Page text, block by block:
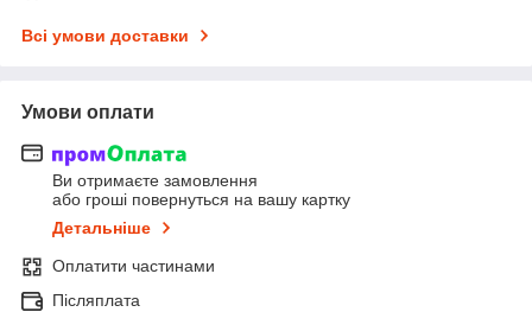
Всі умови доставки
Умови оплати
Ви отримаєте замовлення
або гроші повернуться на вашу картку
Детальніше
Оплатити частинами
Післяплата